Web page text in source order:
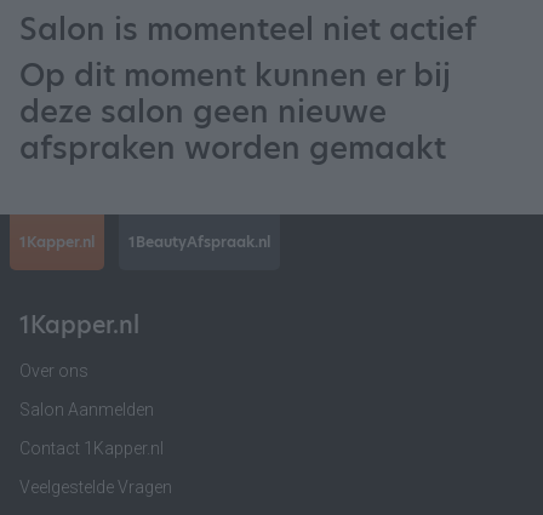
Salon is momenteel niet actief
Op dit moment kunnen er bij
deze salon geen nieuwe
afspraken worden gemaakt
1Kapper.nl 1BeautyAfspraak.nl
1Kapper.nl
Over ons
Salon Aanmelden
Contact 1Kapper.nl
Veelgestelde Vragen